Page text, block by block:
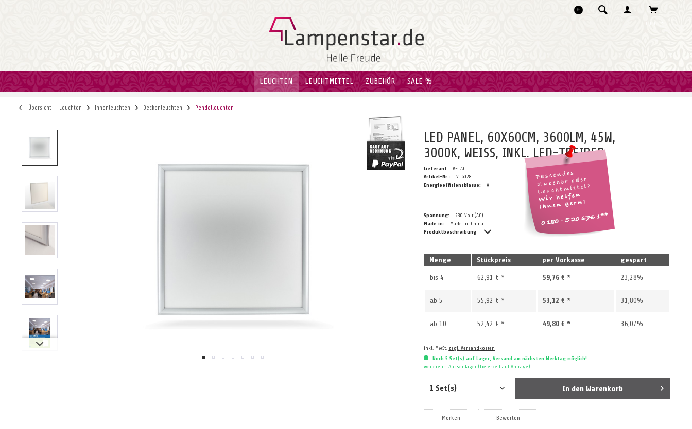
LEUCHTEN LEUCHTMITTEL ZUBEHÖR SALE %
Übersicht Leuchten Innenleuchten Deckenleuchten Pendelleuchten
LED PANEL, 60X60CM, 3600LM, 45W,
3000K, WEISS, INKL. LED-TREIBER
Lieferant
V-TAC
Artikel-Nr.:
VT6028
Energieeffizienzklasse:
A
Spannung:
230 Volt (AC)
Made in:
Made in: China
Produktbeschreibung
Menge Stückpreis per Vorkasse gespart
bis4 62,91 € * 59,76 € * 23,28%
ab5 55,92 € * 53,12 € * 31,80%
ab 10 52,42 € * 49,80 € * 36,07%
inkl. MwSt. zzgl. Versandkosten
Noch 5 Set(s) auf Lager, Versand am nächsten Werktag möglich!
weitere im Aussenlager (Lieferzeit auf Anfrage)
In den Warenkorb
Merken Bewerten